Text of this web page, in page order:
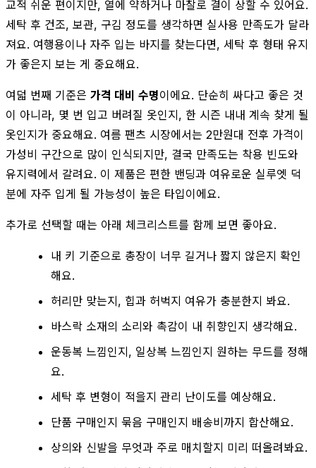
교적 쉬운 편이지만, 열에 약하거나 마찰로 결이 상할 수 있어요.
세탁 후 건조, 보관, 구김 정도를 생각하면 실사용 만족도가 달라
져요. 여행용이나 자주 입는 바지를 찾는다면, 세탁 후 형태 유지
가 좋은지 보는 게 중요해요.
여덟 번째 기준은 가격 대비 수명이에요. 단순히 싸다고 좋은 것
이 아니라, 몇 번 입고 버려질 옷인지, 한 시즌 내내 계속 찾게 될
옷인지가 중요해요. 여름 팬츠 시장에서는 2만원대 전후 가격이
가성비 구간으로 많이 인식되지만, 결국 만족도는 착용 빈도와
유지력에서 갈려요. 이 제품은 편한 밴딩과 여유로운 실루엣 덕
분에 자주 입게 될 가능성이 높은 타입이에요.
추가로 선택할 때는 아래 체크리스트를 함께 보면 좋아요.
내 키 기준으로 총장이 너무 길거나 짧지 않은지 확인
해요.
허리만 맞는지, 힙과 허벅지 여유가 충분한지 봐요.
바스락 소재의 소리와 촉감이 내 취향인지 생각해요.
운동복 느낌인지, 일상복 느낌인지 원하는 무드를 정해
요.
세탁 후 변형이 적을지 관리 난이도를 예상해요.
단품 구매인지 묶음 구매인지 배송비까지 합산해요.
상의와 신발을 무엇과 주로 매치할지 미리 떠올려봐요.